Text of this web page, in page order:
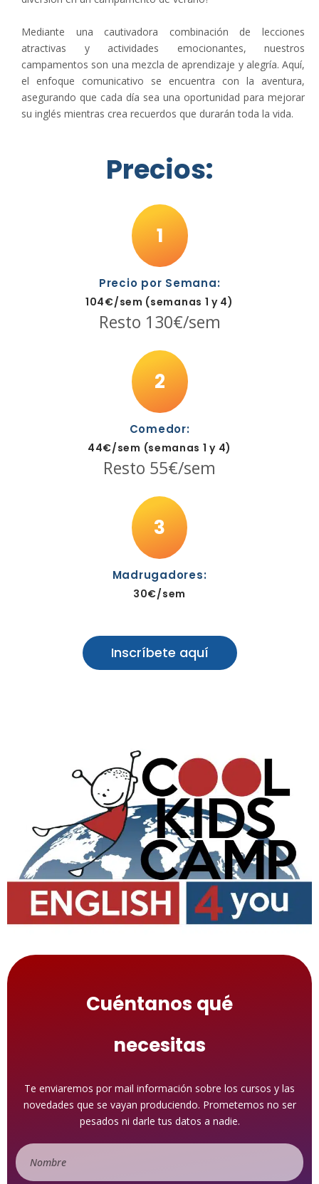
Mediante una cautivadora combinación de lecciones
atractivas y actividades emocionantes, nuestros
campamentos son una mezcla de aprendizaje y alegría. Aquí,
el enfoque comunicativo se encuentra con la aventura,
asegurando que cada día sea una oportunidad para mejorar
su inglés mientras crea recuerdos que durarán toda la vida.
Precios:
1
Precio por Semana:
104€/sem (semanas 1 y 4)
Resto 130€/sem
2
Comedor:
44€/sem (semanas 1 y 4)
Resto 55€/sem
3
Madrugadores:
30€/sem
Inscríbete aquí
Cuéntanos qué
necesitas
Te enviaremos por mail información sobre los cursos y las
novedades que se vayan produciendo. Prometemos no ser
pesados ni darle tus datos a nadie.